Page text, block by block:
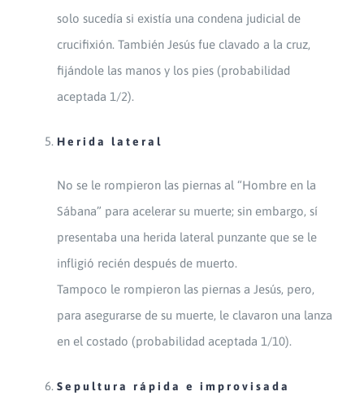
solo sucedía si existía una condena judicial de
crucifixión. También Jesús fue clavado a la cruz,
fijándole las manos y los pies (probabilidad
aceptada 1/2).
Herida lateral
No se le rompieron las piernas al “Hombre en la
Sábana” para acelerar su muerte; sin embargo, sí
presentaba una herida lateral punzante que se le
infligió recién después de muerto.
Tampoco le rompieron las piernas a Jesús, pero,
para asegurarse de su muerte, le clavaron una lanza
en el costado (probabilidad aceptada 1/10).
Sepultura rápida e improvisada